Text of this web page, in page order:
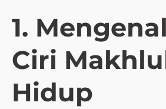
1.
Ciri
Hidup